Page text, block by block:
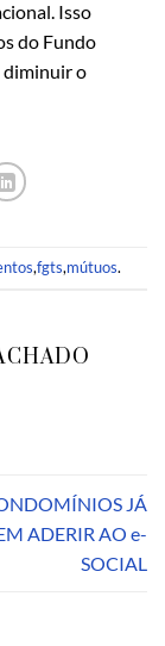
Isso
do Fundo
diminuir o
,fgts,mútuos.
JÁ
ADERIR AO e-
SOCIAL